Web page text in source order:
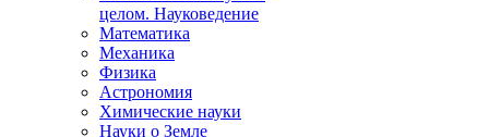
целом. Науковедение
Математика
Механика
Физика
Астрономия
Химические науки
Науки о Земле